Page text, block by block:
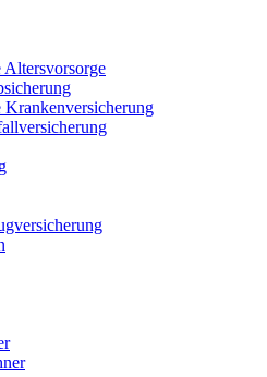
Krankenversicherung